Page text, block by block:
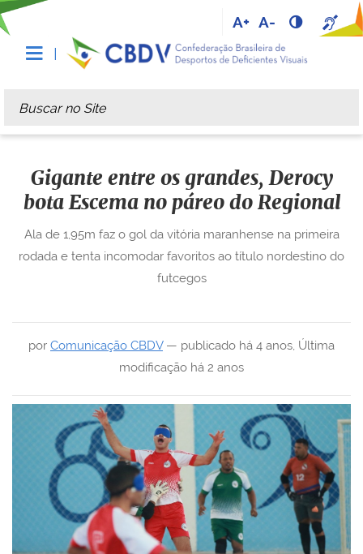
A+ A-
Busca
Busca Avançada…
Gigante entre os grandes, Derocy
bota Escema no páreo do Regional
por Comunicação CBDV— publicado há 4 anos, Última
modificação há 2 anos
Ala de 1,95m faz o gol da vitória maranhense na primeira
rodada e tenta incomodar favoritos ao título nordestino do
futcegos